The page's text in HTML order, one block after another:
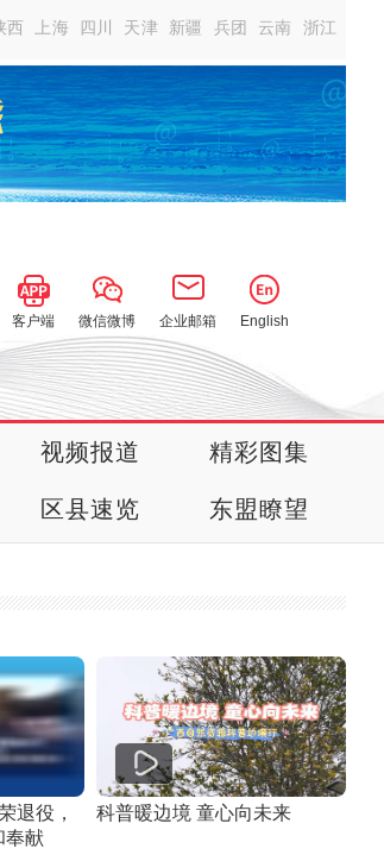
西 上海 四川 天津 新疆 兵团 云南 浙江
客户端 微信微博 企业邮箱 English
视频报道 精彩图集
区县速览 东盟瞭望
退役，
奉献
科普暖边境 童心向未来